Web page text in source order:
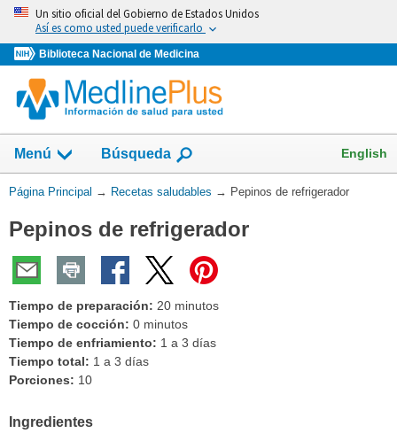
Omita
vaya
al
Contenido
Un sitio oficial del Gobierno de Estados Unidos
Así es como usted puede verificarlo
Biblioteca Nacional de Medicina
Menú
Mostrar
campo
de
Búsqueda English
Usted
aquí:
Página Principal → Recetas saludables → Pepinos de refrigerador
Pepinos de refrigerador
Tiempo de preparación: 20 minutos
Tiempo de cocción: 0 minutos
Tiempo de enfriamiento: 1 a 3 días
Tiempo total: 1 a 3 días
Porciones: 10
Ingredientes